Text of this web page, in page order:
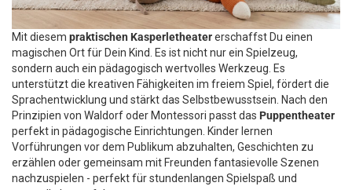
Mit diesem praktischen Kasperletheatererschaffst Du einen
magischen Ort für Dein Kind. Es ist nicht nur ein Spielzeug,
sondern auch ein pädagogisch wertvolles Werkzeug. Es
unterstützt die kreativen Fähigkeiten im freiem Spiel, fördert die
Sprachentwicklung und stärkt das Selbstbewusstsein. Nach den
Prinzipien von Waldorf oder Montessori passt das Puppentheater
perfekt in pädagogische Einrichtungen. Kinder lernen
Vorführungen vor dem Publikum abzuhalten, Geschichten zu
erzählen oder gemeinsam mit Freunden fantasievolle Szenen
nachzuspielen - perfekt für stundenlangen Spielspaß und